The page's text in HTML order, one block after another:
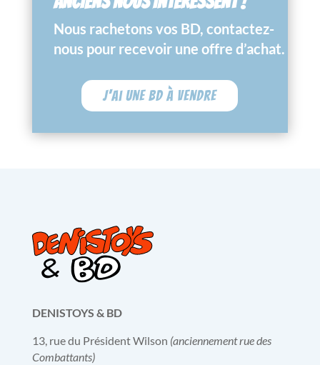
Nous rachetons vos BD, contactez-
nous pour recevoir une offre d’achat.
J'ai une BD à vendre
DENISTOYS & BD
13, rue du Président Wilson (anciennement rue des
Combattants)